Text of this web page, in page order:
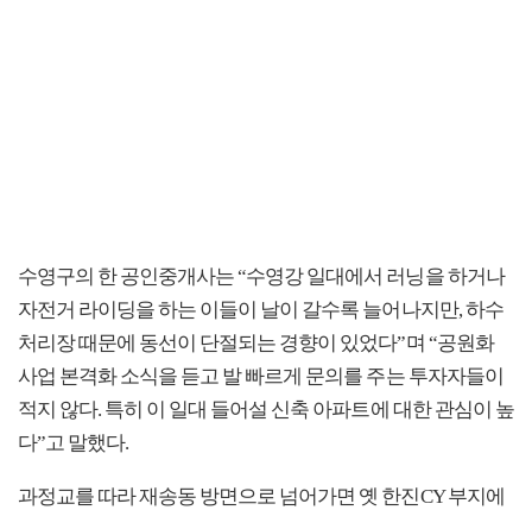
수영구의 한 공인중개사는 “수영강 일대에서 러닝을 하거나
자전거 라이딩을 하는 이들이 날이 갈수록 늘어나지만, 하수
처리장 때문에 동선이 단절되는 경향이 있었다”며 “공원화
사업 본격화 소식을 듣고 발 빠르게 문의를 주는 투자자들이
적지 않다. 특히 이 일대 들어설 신축 아파트에 대한 관심이 높
다”고 말했다.
과정교를 따라 재송동 방면으로 넘어가면 옛 한진CY 부지에